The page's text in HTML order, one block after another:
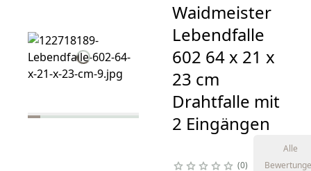
Waidmeister
Lebendfalle
602 64 x 21 x
23 cm
Drahtfalle mit
2 Eingängen
0
Alle